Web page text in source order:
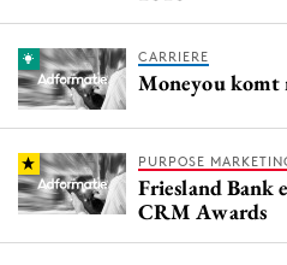
CARRIERE
Moneyou komt
PURPOSE
Friesland Bank
CRM Awards